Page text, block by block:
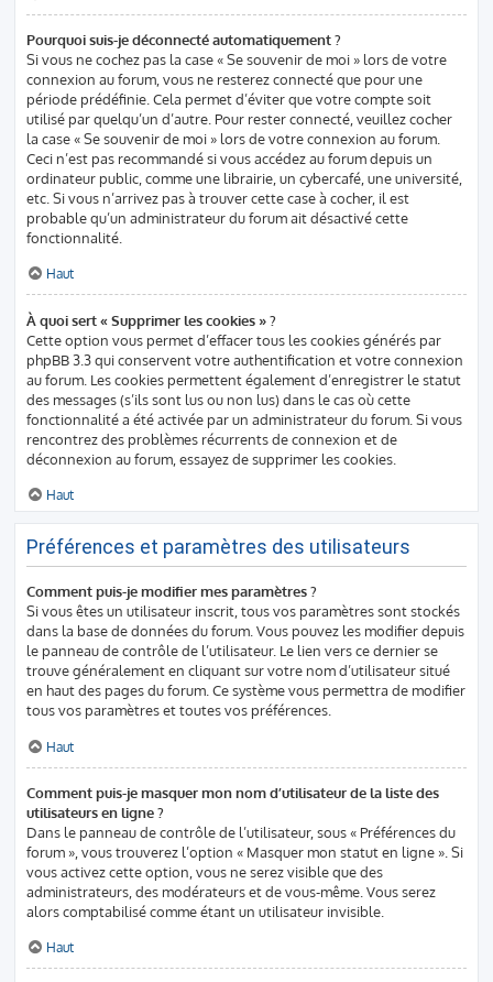
Pourquoi suis-je déconnecté automatiquement ?
Si vous ne cochez pas la case « Se souvenir de moi » lors de votre
connexion au forum, vous ne resterez connecté que pour une
période prédéfinie. Cela permet d’éviter que votre compte soit
utilisé par quelqu’un d’autre. Pour rester connecté, veuillez cocher
la case « Se souvenir de moi » lors de votre connexion au forum.
Ceci n’est pas recommandé si vous accédez au forum depuis un
ordinateur public, comme une librairie, un cybercafé, une université,
etc. Si vous n’arrivez pas à trouver cette case à cocher, il est
probable qu’un administrateur du forum ait désactivé cette
fonctionnalité.
Haut
À quoi sert « Supprimer les cookies » ?
Cette option vous permet d’effacer tous les cookies générés par
phpBB 3.3 qui conservent votre authentification et votre connexion
au forum. Les cookies permettent également d’enregistrer le statut
des messages (s’ils sont lus ou non lus) dans le cas où cette
fonctionnalité a été activée par un administrateur du forum. Si vous
rencontrez des problèmes récurrents de connexion et de
déconnexion au forum, essayez de supprimer les cookies.
Haut
Préférences et paramètres des utilisateurs
Comment puis-je modifier mes paramètres ?
Si vous êtes un utilisateur inscrit, tous vos paramètres sont stockés
dans la base de données du forum. Vous pouvez les modifier depuis
le panneau de contrôle de l’utilisateur. Le lien vers ce dernier se
trouve généralement en cliquant sur votre nom d’utilisateur situé
en haut des pages du forum. Ce système vous permettra de modifier
tous vos paramètres et toutes vos préférences.
Haut
Comment puis-je masquer mon nom d’utilisateur de la liste des
utilisateurs en ligne ?
Dans le panneau de contrôle de l’utilisateur, sous « Préférences du
forum », vous trouverez l’option « Masquer mon statut en ligne ». Si
vous activez cette option, vous ne serez visible que des
administrateurs, des modérateurs et de vous-même. Vous serez
alors comptabilisé comme étant un utilisateur invisible.
Haut